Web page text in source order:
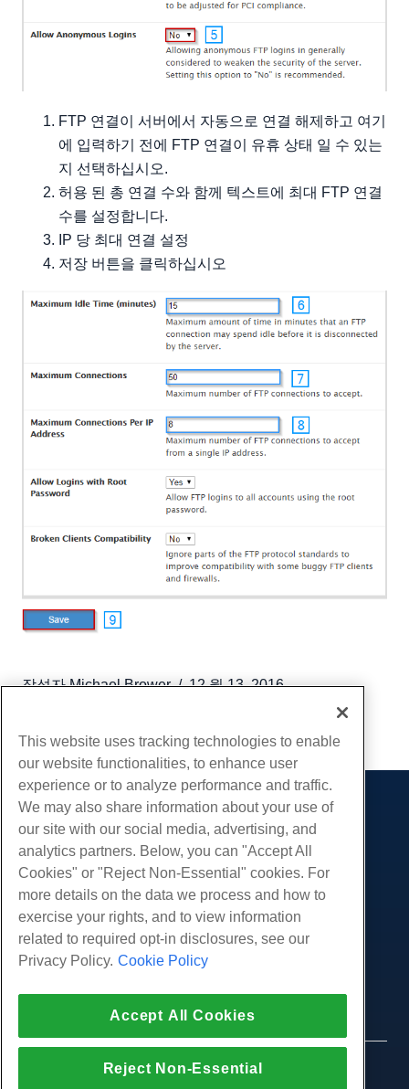
FTP 연결이 서버에서 자동으로 연결 해제하고 여기
에 입력하기 전에 FTP 연결이 유휴 상태 일 수 있는
지 선택하십시오.
허용 된 총 연결 수와 함께 텍스트에 최대 FTP 연결
수를 설정합니다.
IP 당 최대 연결 설정
저장 버튼을 클릭하십시오
작성자 Michael Brower/12 월 13, 2016
제품
웹 호스팅
비즈니스 호스팅
리셀러 호스팅
화이트 라벨 리셀러
관리되는 리눅스 VPS
관리되지 않는 리눅스 VPS
관리 창 VPS
관리되지 않는 Windows VPS
클라우드 서버
서비스
웹 사이트 마이그레이션
커뮤니티
제품 문서
회사
회사 소개
프레스
우리와 함께 라이브 채팅
지원권을 엽니 다© 2010-2026 Hostwinds, ㅏ HostPapa Inc. 회사.
This website uses tracking technologies to enable
our website functionalities, to enhance user
experience or to analyze performance and traffic.
We may also share information about your use of
our site with our social media, advertising, and
analytics partners. Below, you can "Accept All
Cookies" or "Reject Non-Essential" cookies. For
more details on the data we process and how to
exercise your rights, and to view information
related to required opt-in disclosures, see our
Privacy Policy. Cookie Policy
Accept All Cookies
Reject Non-Essential